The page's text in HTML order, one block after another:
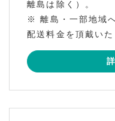
離島は除く）。
※ 離島・一部地域
配送料金を頂戴いた